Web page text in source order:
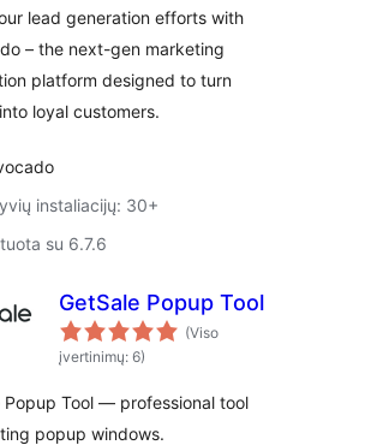
Conversions
lead generation efforts with
– the next-gen marketing
platform designed to turn
loyal customers.
instaliacijų: 30+
su 6.7.6
GetSale Popup Tool
(Viso
įvertinimų: 6)
Popup Tool — professional tool
popup windows.